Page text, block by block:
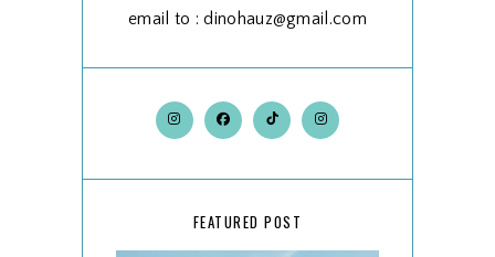
email to : dinohauz@gmail.com
FEATURED POST